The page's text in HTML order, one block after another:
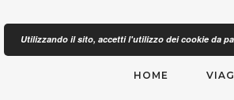
HOME
Utilizzando il sito, accetti l'utilizzo dei cookie da